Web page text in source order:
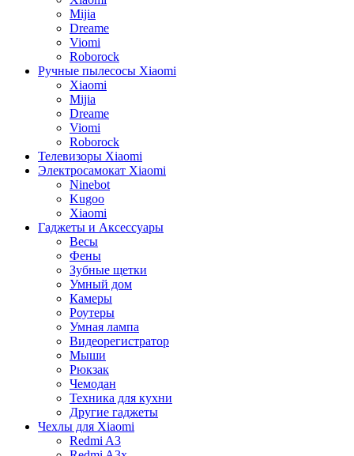
Mijia
Dreame
Viomi
Roborock
Ручные пылесосы Xiaomi
Xiaomi
Mijia
Dreame
Viomi
Roborock
Телевизоры Xiaomi
Электросамокат Xiaomi
Ninebot
Kugoo
Xiaomi
Гаджеты и Аксессуары
Весы
Фены
Зубные щетки
Умный дом
Камеры
Роутеры
Умная лампа
Видеорегистратор
Мыши
Рюкзак
Чемодан
Техника для кухни
Другие гаджеты
Чехлы для Xiaomi
Redmi A3